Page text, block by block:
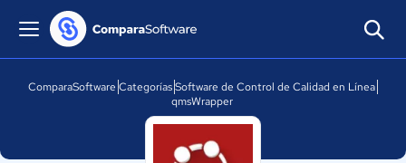
ComparaSoftware CategoríasSoftware de Control de Calidad en Línea
qmsWrapper